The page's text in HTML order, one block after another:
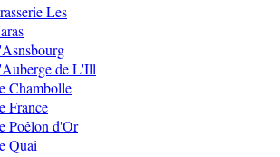
Les
de L'Ill
Chambolle
France
Poêlon d'Or
Quai